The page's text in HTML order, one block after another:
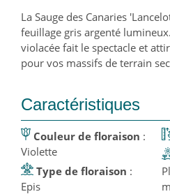
La Sauge des Canaries
feuillage gris argenté
violacée fait le spectacle et
pour vos massifs de terrain
Caractéristiques
Couleur de floraison :
Violette
Type de floraison :
Epis